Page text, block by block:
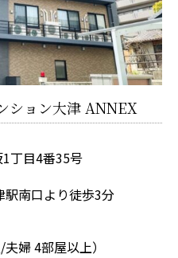
ション大津 ANNEX
丁目4番35号
南口より徒歩3分
婦 4部屋以上）